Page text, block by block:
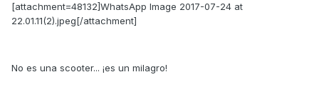
[attachment=48132]WhatsApp Image 2017-07-24 at
22.01.11(2).jpeg[/attachment]
No es una scooter... ¡es un milagro!